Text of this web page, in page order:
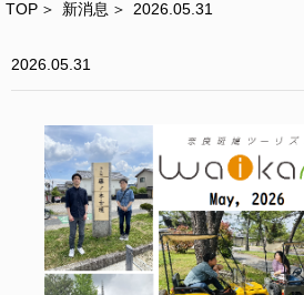
TOP 新消息 2026.05.31
2026.05.31